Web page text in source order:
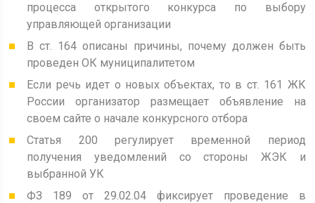
процесса открытого конкурса по выбору
управляющей организации
В ст. 164 описаны причины, почему должен быть
проведен ОК муниципалитетом
Если речь идет о новых объектах, то в ст. 161 ЖК
России организатор размещает объявление на
своем сайте о начале конкурсного отбора
Статья 200 регулирует временной период
получения уведомлений со стороны ЖЭК и
выбранной УК
ФЗ 189 от 29.02.04 фиксирует проведение в